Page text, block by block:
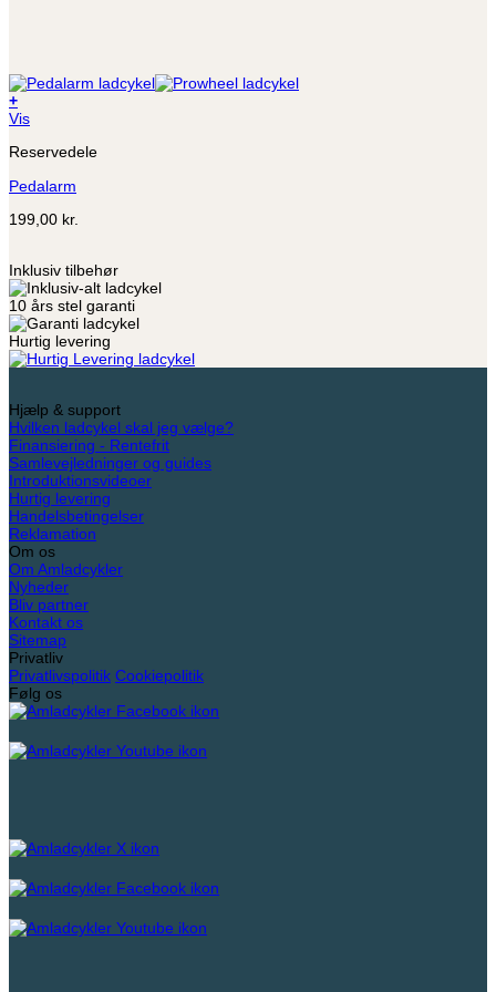
+
Dette
har
varianter.
kan
varesiden
Vis
Reservedele
Pedalarm
199,00 kr.
Inklusiv tilbehør
10 års stel garanti
Hurtig levering
Hjælp & support
Hvilken ladcykel skal jeg vælge?
Finansiering - Rentefrit
Samlevejledninger og guides
Introduktionsvideoer
Hurtig levering
Handelsbetingelser
Reklamation
Om os
Om Amladcykler
Nyheder
Bliv partner
Kontakt os
Sitemap
Privatliv
Privatlivspolitik Cookiepolitik
Følg os